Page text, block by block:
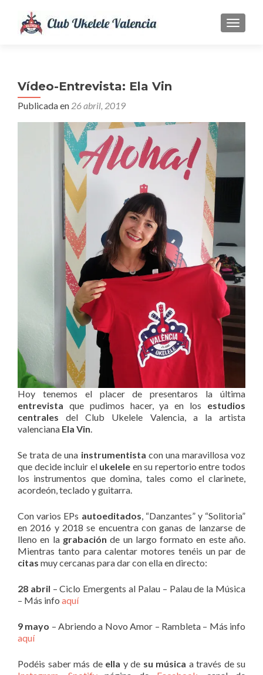
Vídeo-Entrevista: Ela Vin
Publicada en 26 abril, 2019
Hoy tenemos el placer de presentaros la última
entrevista que pudimos hacer, ya en los estudios
centrales del Club Ukelele Valencia, a la artista
valenciana Ela Vin.
Se trata de una instrumentista con una maravillosa voz
que decide incluir el ukelele en su repertorio entre todos
los instrumentos que domina, tales como el clarinete,
acordeón, teclado y guitarra.
Con varios EPs autoeditados, “Danzantes” y “Solitoria”
en 2016 y 2018 se encuentra con ganas de lanzarse de
lleno en la grabación de un largo formato en este año.
Mientras tanto para calentar motores tenéis un par de
citas muy cercanas para dar con ella en directo:
28 abril – Ciclo Emergents al Palau – Palau de la Música
– Más info aquí
9 mayo – Abriendo a Novo Amor – Rambleta – Más info
aquí
Podéis saber más de ella y de su música a través de su